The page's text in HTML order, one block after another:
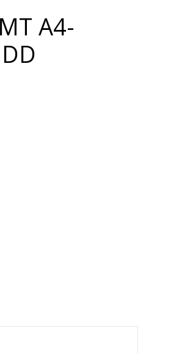
A4-